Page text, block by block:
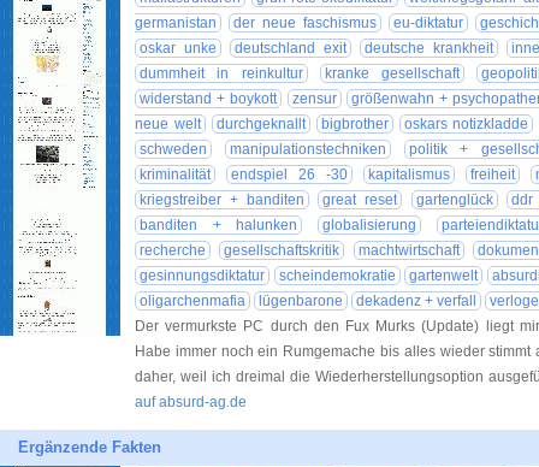
germanistan
der neue faschismus eu-diktatur
oskar unke
deutschland exit deutsche krankheit
dummheit in reinkultur
kranke gesellschaft
widerstand + boykott
zensur
größenwahn +
neue welt
durchgeknallt bigbrother
oskars notizkladde
schweden
manipulationstechniken
politik +
kriminalität
endspiel 26 -30 kapitalismus freiheit
kriegstreiber + banditen
great reset gartenglück
ddr
banditen + halunken
globalisierung
recherche
gesellschaftskritik machtwirtschaft
gesinnungsdiktatur
scheindemokratie gartenwelt
oligarchenmafia
lügenbarone dekadenz + verfall
Der vermurkste PC durch den Fux Murks (Update) liegt
Habe immer noch ein Rumgemache bis alles wieder
daher, weil ich dreimal die Wiederherstellungsoption
auf absurd-ag.de
Ergänzende Fakten